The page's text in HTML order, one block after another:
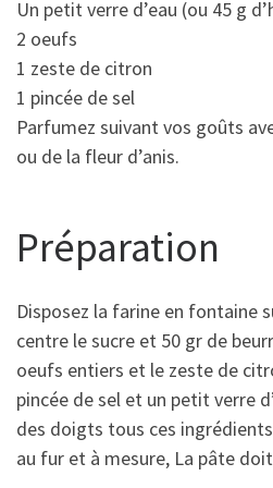
Un petit verre d’eau (ou 45 g
2 oeufs
1 zeste de citron
1 pincée de sel
Parfumez suivant vos goûts
ou de la fleur d’anis.
Préparation
Disposez la farine en fontaine
centre le sucre et 50 gr de
oeufs entiers et le zeste de
pincée de sel et un petit verre
des doigts tous ces
au fur et à mesure, La pâte